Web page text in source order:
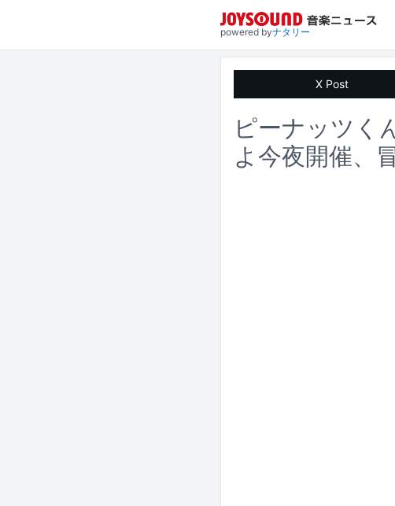
powered byナタリー
X Post
ピーナッツく
よ今夜開催、